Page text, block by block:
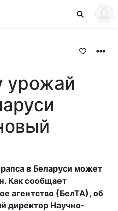
урожай
в Беларуси может
Как сообщает
агентство (БелТА), об
директор Научно-